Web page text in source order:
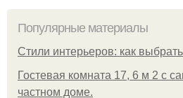
Популярные материалы
Стили интерьеров: как
Гостевая комната 17, 6 м 2 с
частном доме.